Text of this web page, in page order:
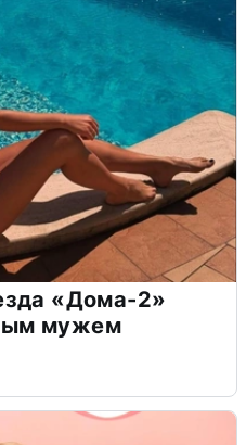
«Дома-2»
мужем